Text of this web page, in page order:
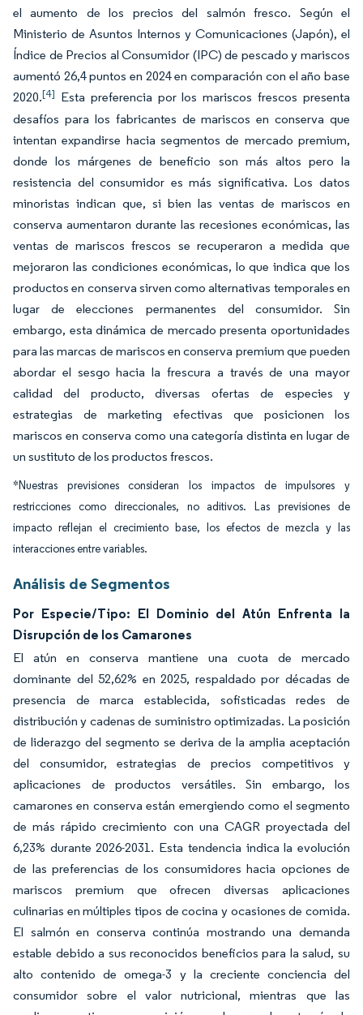
el aumento de los precios del salmón fresco. Según el
Ministerio de Asuntos Internos y Comunicaciones (Japón), el
Índice de Precios al Consumidor (IPC) de pescado y mariscos
aumentó 26,4 puntos en 2024 en comparación con el año base
2020.[4] Esta preferencia por los mariscos frescos presenta
desafíos para los fabricantes de mariscos en conserva que
intentan expandirse hacia segmentos de mercado premium,
donde los márgenes de beneficio son más altos pero la
resistencia del consumidor es más significativa. Los datos
minoristas indican que, si bien las ventas de mariscos en
conserva aumentaron durante las recesiones económicas, las
ventas de mariscos frescos se recuperaron a medida que
mejoraron las condiciones económicas, lo que indica que los
productos en conserva sirven como alternativas temporales en
lugar de elecciones permanentes del consumidor. Sin
embargo, esta dinámica de mercado presenta oportunidades
para las marcas de mariscos en conserva premium que pueden
abordar el sesgo hacia la frescura a través de una mayor
calidad del producto, diversas ofertas de especies y
estrategias de marketing efectivas que posicionen los
mariscos en conserva como una categoría distinta en lugar de
un sustituto de los productos frescos.
*Nuestras previsiones consideran los impactos de impulsores y
restricciones como direccionales, no aditivos. Las previsiones de
impacto reflejan el crecimiento base, los efectos de mezcla y las
interacciones entre variables.
Análisis de Segmentos
Por Especie/Tipo: El Dominio del Atún Enfrenta la
Disrupción de los Camarones
El atún en conserva mantiene una cuota de mercado
dominante del 52,62% en 2025, respaldado por décadas de
presencia de marca establecida, sofisticadas redes de
distribución y cadenas de suministro optimizadas. La posición
de liderazgo del segmento se deriva de la amplia aceptación
del consumidor, estrategias de precios competitivos y
aplicaciones de productos versátiles. Sin embargo, los
camarones en conserva están emergiendo como el segmento
de más rápido crecimiento con una CAGR proyectada del
6,23% durante 2026-2031. Esta tendencia indica la evolución
de las preferencias de los consumidores hacia opciones de
mariscos premium que ofrecen diversas aplicaciones
culinarias en múltiples tipos de cocina y ocasiones de comida.
El salmón en conserva continúa mostrando una demanda
estable debido a sus reconocidos beneficios para la salud, su
alto contenido de omega-3 y la creciente conciencia del
consumidor sobre el valor nutricional, mientras que las